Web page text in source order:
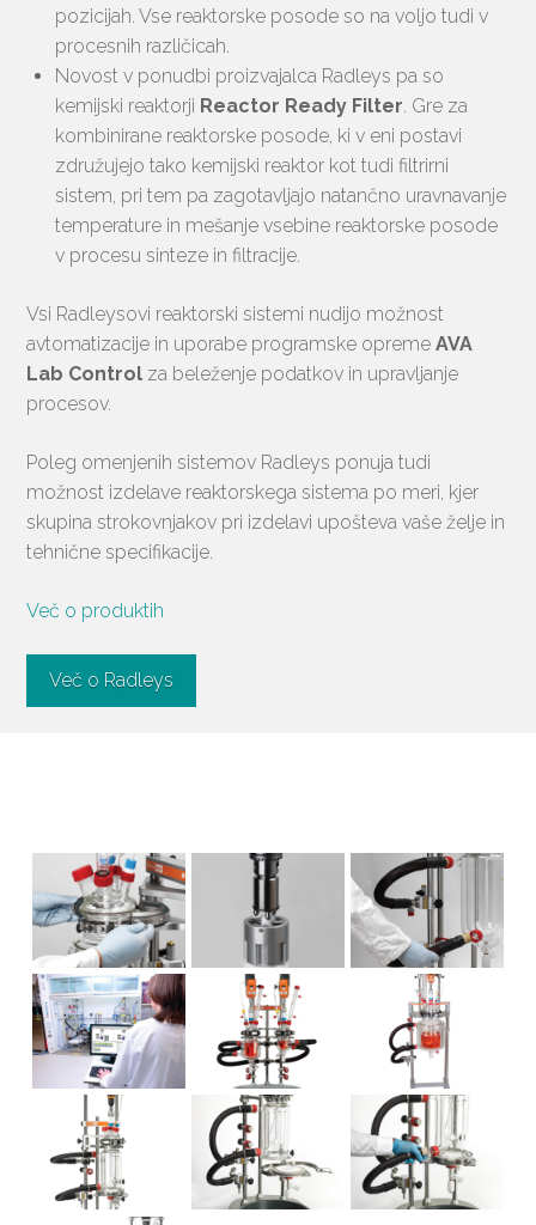
pozicijah. Vse reaktorske posode so na voljo tudi v
procesnih različicah.
Novost v ponudbi proizvajalca Radleys pa so
kemijski reaktorji Reactor Ready Filter. Gre za
kombinirane reaktorske posode, ki v eni postavi
združujejo tako kemijski reaktor kot tudi filtrirni
sistem, pri tem pa zagotavljajo natančno uravnavanje
temperature in mešanje vsebine reaktorske posode
v procesu sinteze in filtracije.
Vsi Radleysovi reaktorski sistemi nudijo možnost
avtomatizacije in uporabe programske opremeAVA
Lab Control za beleženje podatkov in upravljanje
procesov.
Poleg omenjenih sistemov Radleys ponuja tudi
možnost izdelave reaktorskega sistema po meri, kjer
skupina strokovnjakov pri izdelavi upošteva vaše želje in
tehnične specifikacije.
Več o produktih
Več o Radleys